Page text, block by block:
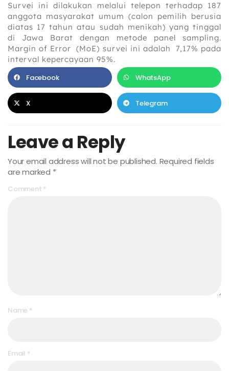
Survei ini dilakukan melalui telepon terhadap 187
anggota masyarakat umum (calon pemilih berusia
diatas 17 tahun atau sudah menikah) yang tinggal
di Jawa Barat dengan metode panel sampling.
Margin of Error (MoE) survei ini adalah 7,17% pada
interval kepercayaan 95%.
Facebook
WhatsApp
X Telegram
Leave a Reply
Your email address will not be published. Required fields
are marked *
Comment *
Name *
Email *